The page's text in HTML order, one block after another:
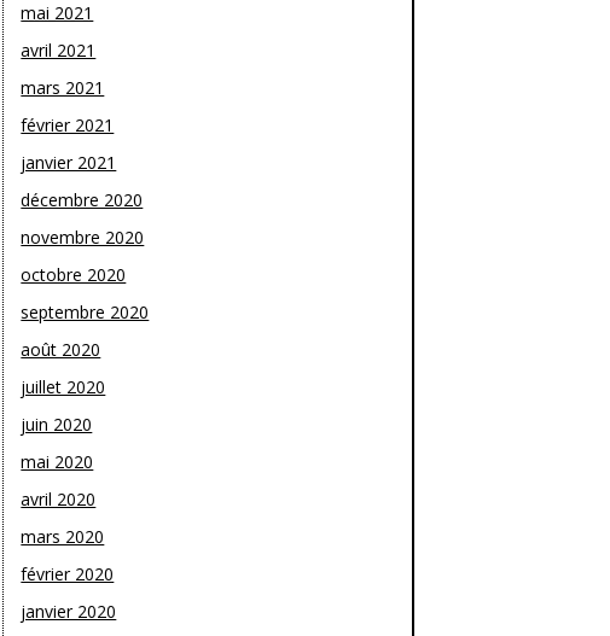
mai 2021
avril 2021
mars 2021
février 2021
janvier 2021
décembre 2020
novembre 2020
octobre 2020
septembre 2020
août 2020
juillet 2020
juin 2020
mai 2020
avril 2020
mars 2020
février 2020
janvier 2020